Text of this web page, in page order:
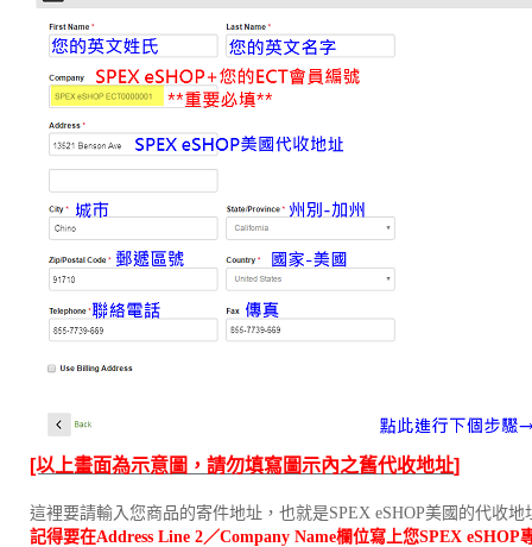
[以上畫面為示意圖，請勿填寫圖示內之舊代收地址]
這裡要請輸入您商品的寄件地址，也就是SPEX eSHOP美國的代收地
記得要在Address Line 2／Company Name欄位寫上您SPEX eSHOP